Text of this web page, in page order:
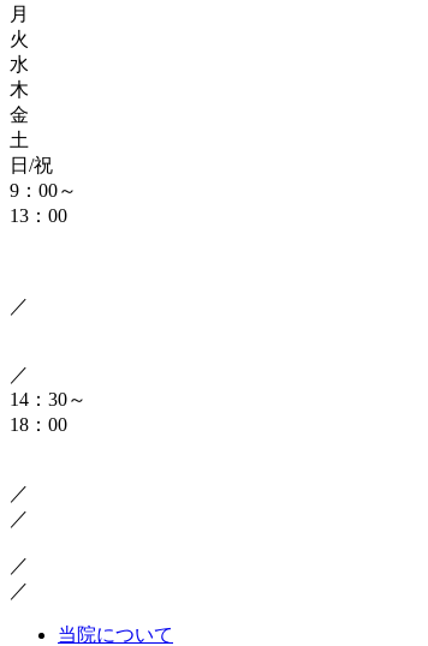
月
火
水
木
金
土
日/祝
9：00～
13：00
／
／
14：30～
18：00
／
／
／
／
当院について